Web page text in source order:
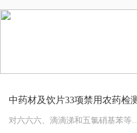
中药材及饮片33项禁用农药检
对六六六、滴滴涕和五氯硝基